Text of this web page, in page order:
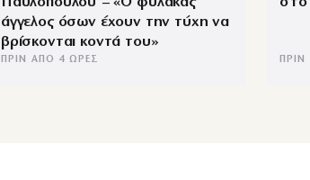
άγγελος όσων έχουν την τύχη να
βρίσκονται κοντά του»
ΠΡΙΝ ΑΠΌ 4 ΏΡΕΣ